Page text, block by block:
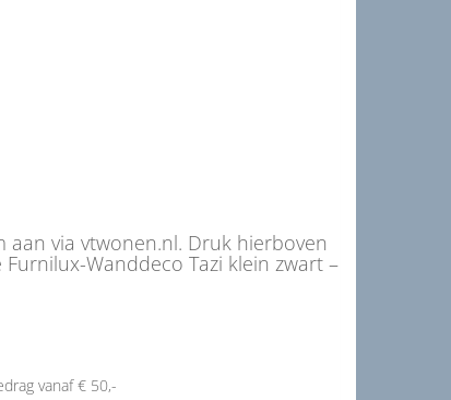
aan via vtwonen.nl. Druk hierboven
Wanddeco Tazi klein zwart –
vanaf € 50,-